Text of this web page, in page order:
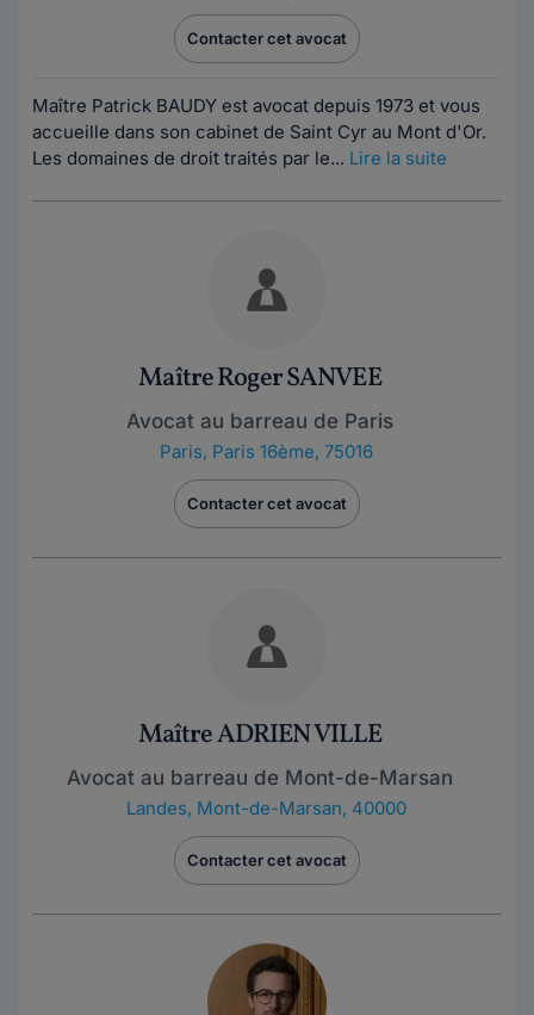
Contacter cet avocat
Maître Patrick BAUDY est avocat depuis 1973 et vous
accueille dans son cabinet de Saint Cyr au Mont d'Or.
Les domaines de droit traités par le... Lire la suite
Maître Roger SANVEE
Avocat au barreau de Paris
Paris, Paris 16ème, 75016
Contacter cet avocat
Maître ADRIEN VILLE
Avocat au barreau de Mont-de-Marsan
Landes, Mont-de-Marsan, 40000
Contacter cet avocat